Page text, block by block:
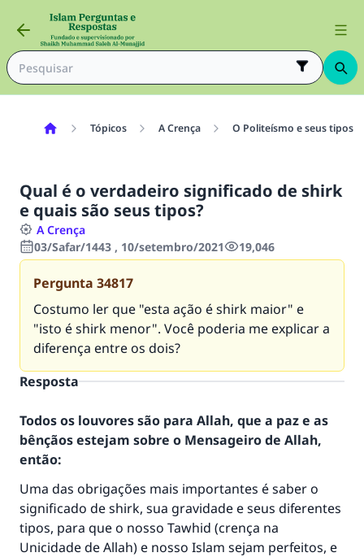
Tópicos A Crença O Politeísmo e seus tipos
Qual é o verdadeiro significado de shirk
e quais são seus tipos?
A Crença
03/Safar/1443 , 10/setembro/2021
19,046
Pergunta 34817
Costumo ler que "esta ação é shirk maior" e
"isto é shirk menor". Você poderia me explicar a
diferença entre os dois?
Resposta
Todos os louvores são para Allah, que a paz e as
bênçãos estejam sobre o Mensageiro de Allah,
então:
Uma das obrigações mais importantes é saber o
significado de shirk, sua gravidade e seus diferentes
tipos, para que o nosso Tawhid (crença na
Unicidade de Allah) e nosso Islam sejam perfeitos, e